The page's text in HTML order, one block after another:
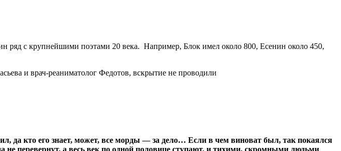
ряд с крупнейшими поэтами 20 века. Например, Блок имел около 800, Есенин около 450,
и врач-реаниматолог Федотов, вскрытие не проводили
да кто его знает, может, все морды — за дело… Если в чем виноват был, так покаялся
перевернут, а весь век по одной половице ступают, и тихими, скромными людьми